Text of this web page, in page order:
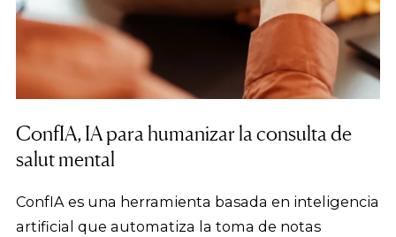
ConfIA, IA para humanizar la consulta de
salut mental
ConfIA es una herramienta basada en inteligencia
artificial que automatiza la toma de notas